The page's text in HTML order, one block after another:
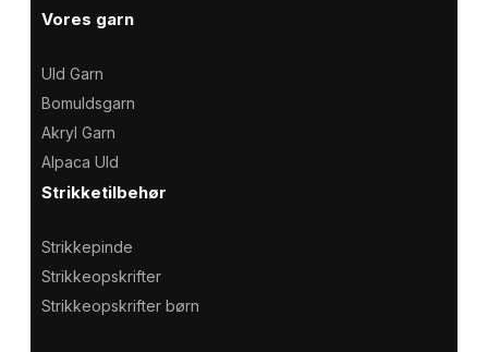
Vores garn
Uld Garn
Bomuldsgarn
Akryl Garn
Alpaca Uld
Strikketilbehør
Strikkepinde
Strikkeopskrifter
Strikkeopskrifter børn